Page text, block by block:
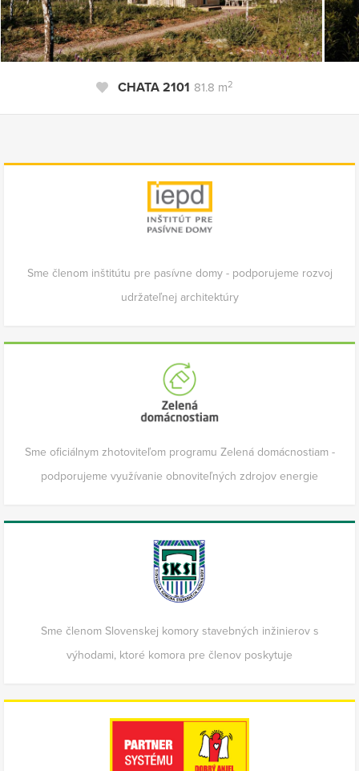
CHATA 2101 81.8 m2
Sme členom inštitútu pre pasívne domy - podporujeme rozvoj
udržateľnej architektúry
Sme oficiálnym zhotoviteľom programu Zelená domácnostiam -
podporujeme využívanie obnoviteľných zdrojov energie
Sme členom Slovenskej komory stavebných inžinierov s
výhodami, ktoré komora pre členov poskytuje